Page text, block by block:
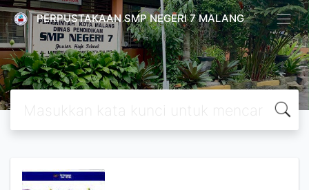
PERPUSTAKAAN SMP NEGERI 7 MALANG